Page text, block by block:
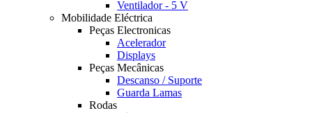
Ventilador - 5 V
Mobilidade Eléctrica
Peças Electronicas
Acelerador
Displays
Peças Mecânicas
Descanso / Suporte
Guarda Lamas
Rodas